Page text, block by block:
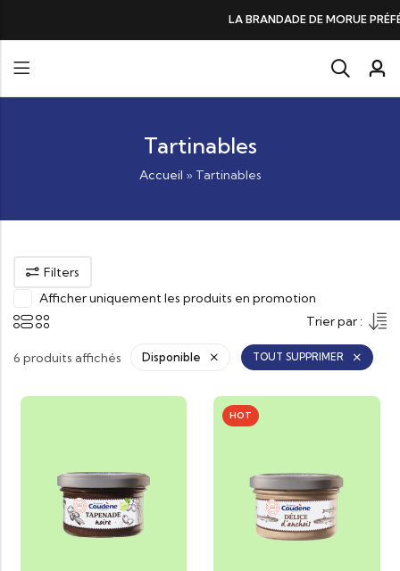
LA BRANDADE DE MORUE PRÉFÉRÉE DES
Tartinables
Accueil » Tartinables
Filters
Afficher uniquement les produits en promotion
Trier par :
6 produits affichés Disponible TOUT SUPPRIMER
HOT